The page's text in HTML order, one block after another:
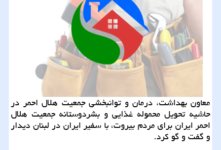
معاون بهداشت، درمان و توانبخشی جمعیت هلال احمر در
حاشیه تحویل محموله غذایی و بشردوستانه جمعیت هلال
احمر ایران برای مردم بیروت، با سفیر ایران در لبنان دیدار
و گفت و گو كرد.